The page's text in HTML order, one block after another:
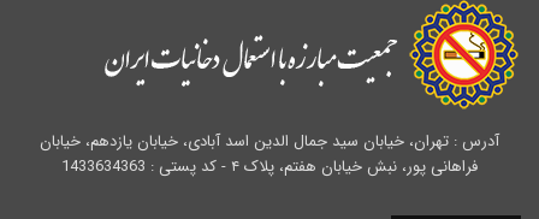
آدرس : تهران، خیابان سید جمال الدین اسد آبادی، خیابان یازدهم، خیابان
فراهانی پور، نبش خیابان هفتم، پلاک ۴ - کد پستی : 1433634363